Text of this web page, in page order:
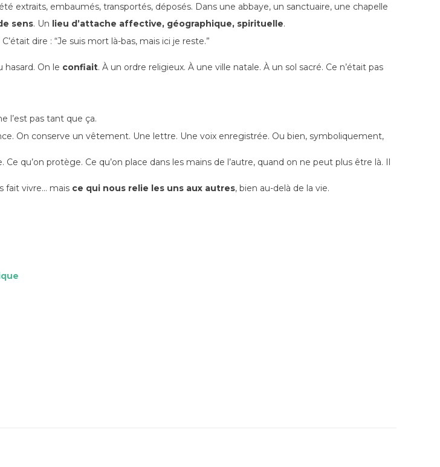
extraits, embaumés, transportés, déposés. Dans une abbaye, un sanctuaire, une chapelle
sens. Un lieu d’attache affective, géographique, spirituelle.
C’était dire : “Je suis mort là-bas, mais ici je reste.”
hasard. On le confiait. À un ordre religieux. À une ville natale. À un sol sacré. Ce n’était pas
l’est pas tant que ça.
On conserve un vêtement. Une lettre. Une voix enregistrée. Ou bien, symboliquement,
Ce qu’on protège. Ce qu’on place dans les mains de l’autre, quand on ne peut plus être là. Il
fait vivre… mais ce qui nous relie les uns aux autres, bien au-delà de la vie.